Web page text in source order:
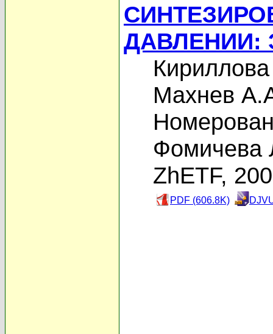
ДАВЛЕНИИ:
Махнев
Фомичева
ZhETF,
PDF (606.8K)